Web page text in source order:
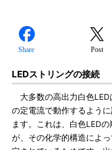
Share Post
LEDストリングの接続
大多数の高出力白色LED
の定電流で動作するよう
ます。これは、白色LED
が、その化学的構造によ